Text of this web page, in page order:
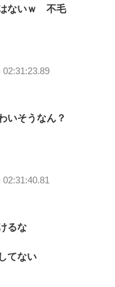
ないｗ 不毛
02:31:23.89
いそうなん？
るな
てない